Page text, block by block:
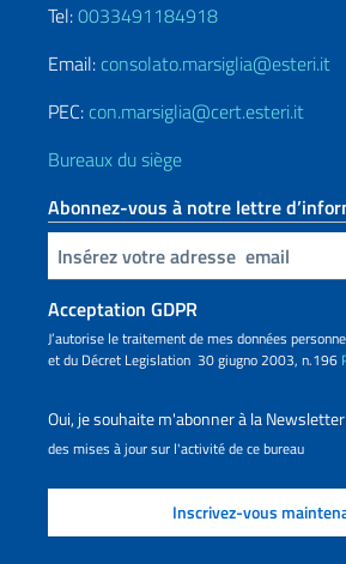
Tel:0033491184918
Email: consolato.marsiglia@esteri.it
PEC: con.marsiglia@cert.esteri.it
Bureaux du siège
Abonnez-vous à notre lettre
Insert your email
Acceptation GDPR
J’autorise le traitement de mes données
et du Décret Legislation 30 giugno 2003, n.196
Oui, je souhaite m'abonner à la
des mises à jour sur l'activité de ce bureau